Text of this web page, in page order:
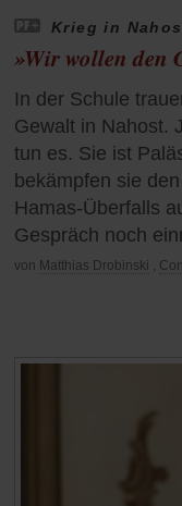
Krieg in
»Wir wollen den
In der Schule
Gewalt in Nahost.
tun es. Sie ist
bekämpfen sie
Hamas-Überfalls
Gespräch noch
von Matthias Drobinski ,